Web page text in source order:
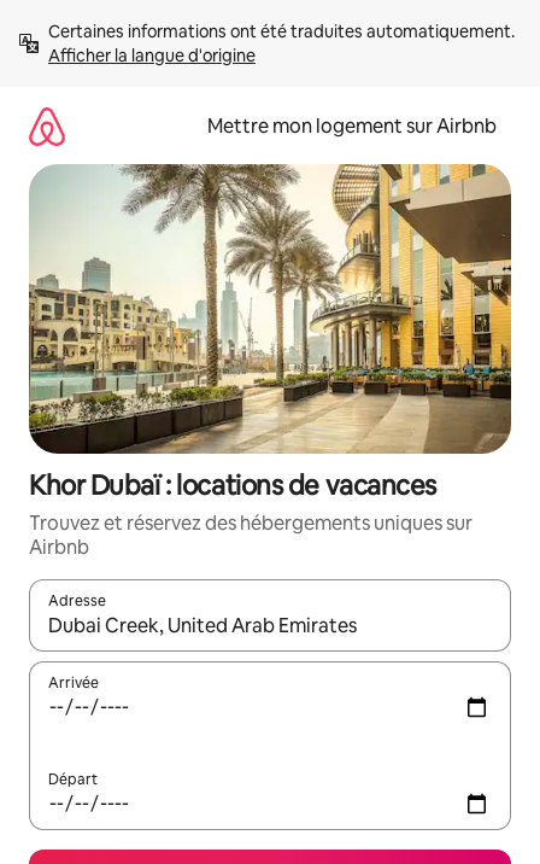
directement
Afficher la langue d'origine
Mettre mon logement sur Airbnb
Khor Dubaï : locations de vacances
Trouvez et réservez des hébergements uniques sur
Airbnb
Adresse
Lorsque les résultats s'affichent, utilisez les flèches vers le
Arrivée
Départ